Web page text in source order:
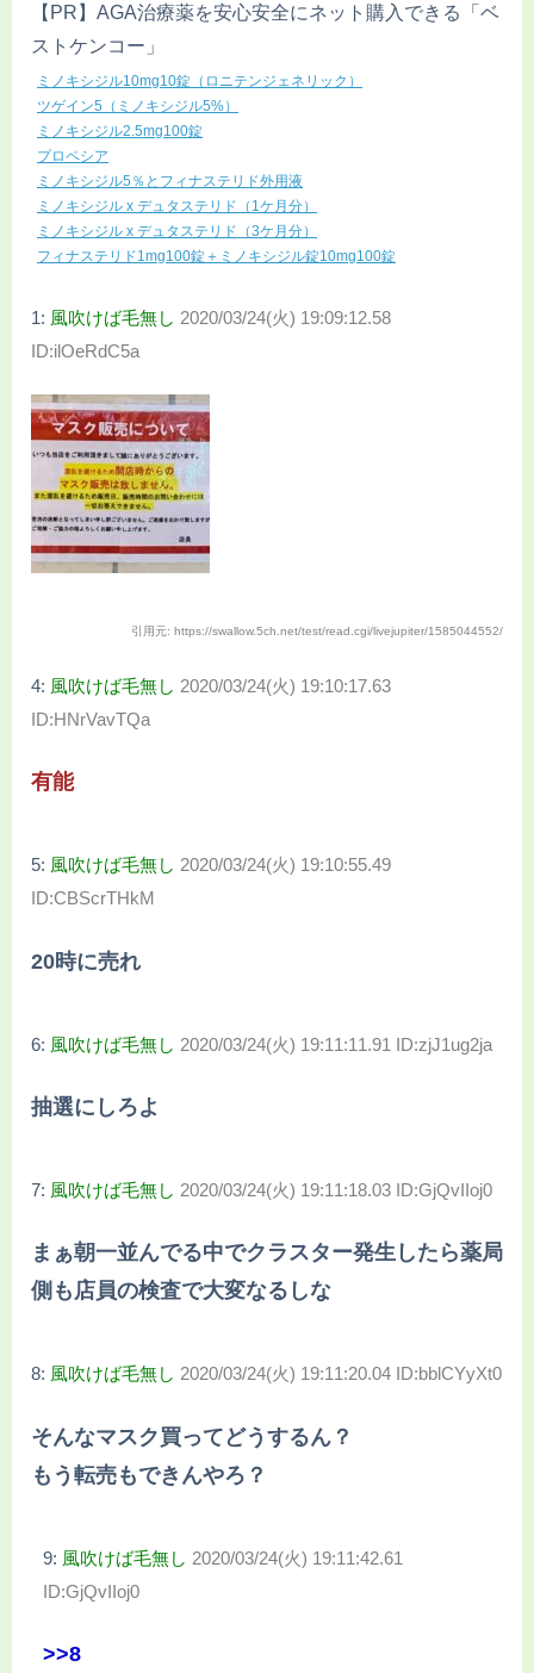
【PR】AGA治療薬を安心安全にネット購入できる「ベ
ストケンコー」
ミノキシジル10mg10錠（ロニテンジェネリック）
ツゲイン5（ミノキシジル5%）
ミノキシジル2.5mg100錠
プロペシア
ミノキシジル5％とフィナステリド外用液
ミノキシジル x デュタステリド（1ケ月分）
ミノキシジル x デュタステリド（3ケ月分）
フィナステリド1mg100錠＋ミノキシジル錠10mg100錠
1: 風吹けば毛無し 2020/03/24(火) 19:09:12.58
ID:ilOeRdC5a
引用元: https://swallow.5ch.net/test/read.cgi/livejupiter/1585044552/
4: 風吹けば毛無し 2020/03/24(火) 19:10:17.63
ID:HNrVavTQa
有能
5: 風吹けば毛無し 2020/03/24(火) 19:10:55.49
ID:CBScrTHkM
20時に売れ
6: 風吹けば毛無し 2020/03/24(火) 19:11:11.91 ID:zjJ1ug2ja
抽選にしろよ
7: 風吹けば毛無し 2020/03/24(火) 19:11:18.03 ID:GjQvIIoj0
まぁ朝一並んでる中でクラスター発生したら薬局
側も店員の検査で大変なるしな
8: 風吹けば毛無し 2020/03/24(火) 19:11:20.04 ID:bblCYyXt0
そんなマスク買ってどうするん？
もう転売もできんやろ？
9: 風吹けば毛無し 2020/03/24(火) 19:11:42.61
ID:GjQvIIoj0
>>8